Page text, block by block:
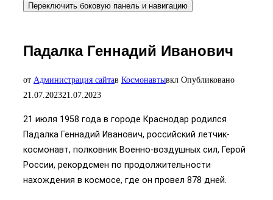
Переключить боковую панель и навигацию
Падалка Геннадий Иванович
от Администрация сайтав Космонавтывкл Опубликовано
21.07.202321.07.2023
21 июля 1958 года в городе Краснодар родился
Падалка Геннадий Иванович, российский летчик-
космонавт, полковник Военно-воздушных сил, Герой
России, рекордсмен по продолжительности
нахождения в космосе, где он провел 878 дней.